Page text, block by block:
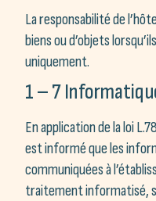
La responsabilité de
biens ou d’objets
uniquement.
1 – 7
En application de la loi
est informé que les
communiquées à
traitement informatisé,